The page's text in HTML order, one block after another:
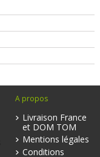
A propos
Livraison France
et DOM TOM
Mentions légales
Conditions